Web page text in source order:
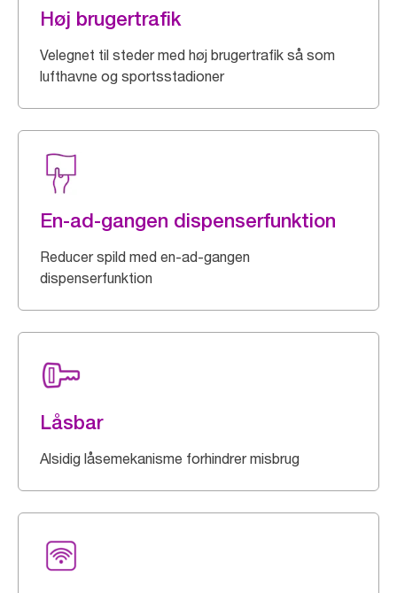
Høj brugertrafik
Velegnet til steder med høj brugertrafik så som
lufthavne og sportsstadioner
En-ad-gangen dispenserfunktion
Reducer spild med en-ad-gangen
dispenserfunktion
Låsbar
Alsidig låsemekanisme forhindrer misbrug